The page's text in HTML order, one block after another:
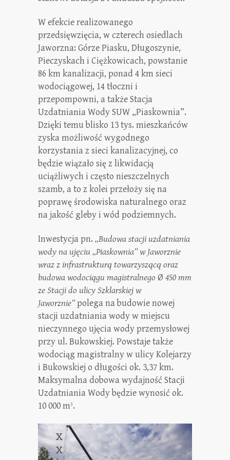
W efekcie realizowanego
przedsięwzięcia, w czterech osiedlach
Jaworzna: Górze Piasku, Długoszynie,
Pieczyskach i Ciężkowicach, powstanie
86 km kanalizacji, ponad 4 km sieci
wodociągowej, 14 tłoczni i
przepompowni, a także Stacja
Uzdatniania Wody SUW „Piaskownia”.
Dzięki temu blisko 13 tys. mieszkańców
zyska możliwość wygodnego
korzystania z sieci kanalizacyjnej, co
będzie wiązało się z likwidacją
uciążliwych i często nieszczelnych
szamb, a to z kolei przełoży się na
poprawę środowiska naturalnego oraz
na jakość gleby i wód podziemnych.
Inwestycja pn. „Budowa stacji uzdatniania
wody na ujęciu „Piaskownia” w Jaworznie
wraz z infrastrukturą towarzyszącą oraz
budowa wodociągu magistralnego Ø 450 mm
ze Stacji do ulicy Szklarskiej w
Jaworznie”polega na budowie nowej
stacji uzdatniania wody w miejscu
nieczynnego ujęcia wody przemysłowej
przy ul. Bukowskiej. Powstaje także
wodociąg magistralny w ulicy Kolejarzy
i Bukowskiej o długości ok. 3,37 km.
Maksymalna dobowa wydajność Stacji
Uzdatniania Wody będzie wynosić ok.
10 000 m3.
X
X
X
X